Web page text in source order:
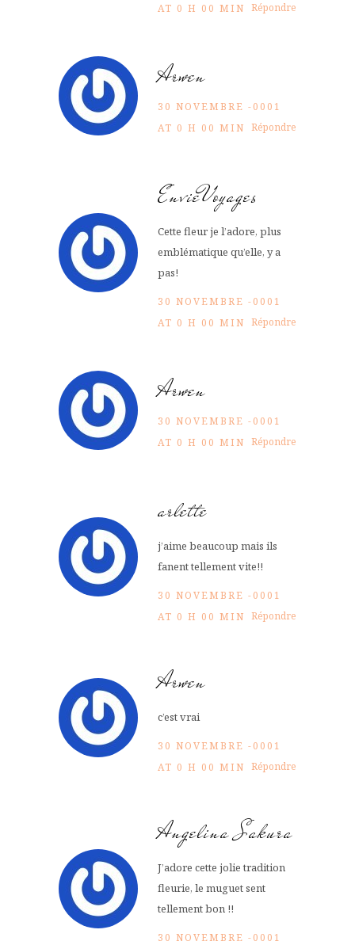
AT 0 H 00 MIN Répondre
Arwen
30 NOVEMBRE -0001
AT 0 H 00 MIN Répondre
EnvieVoyages
Cette fleur je l’adore, plus
emblématique qu’elle, y a
pas!
30 NOVEMBRE -0001
AT 0 H 00 MIN Répondre
Arwen
30 NOVEMBRE -0001
AT 0 H 00 MIN Répondre
arlette
j’aime beaucoup mais ils
fanent tellement vite!!
30 NOVEMBRE -0001
AT 0 H 00 MIN Répondre
Arwen
c’est vrai
30 NOVEMBRE -0001
AT 0 H 00 MIN Répondre
Angelina Sakura
J’adore cette jolie tradition
fleurie, le muguet sent
tellement bon !!
30 NOVEMBRE -0001